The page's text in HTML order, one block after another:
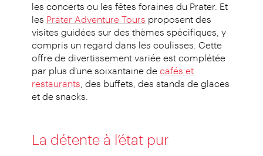
les concerts ou les fêtes foraines du Prater. Et
les Prater Adventure Tours proposent des
visites guidées sur des thèmes spécifiques, y
compris un regard dans les coulisses. Cette
offre de divertissement variée est complétée
par plus d’une soixantaine de cafés et
restaurants , des buffets, des stands de glaces
et de snacks.
La détente à l’état pur